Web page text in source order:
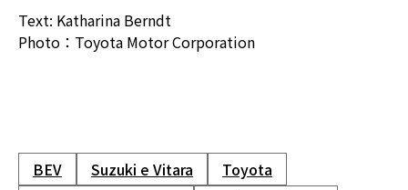
Text: Katharina Berndt
Photo：Toyota Motor Corporation
BEV Suzuki e Vitara
Toyota